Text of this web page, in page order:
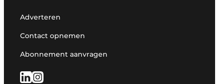
Adverteren
Contact opnemen
Abonnement aanvragen